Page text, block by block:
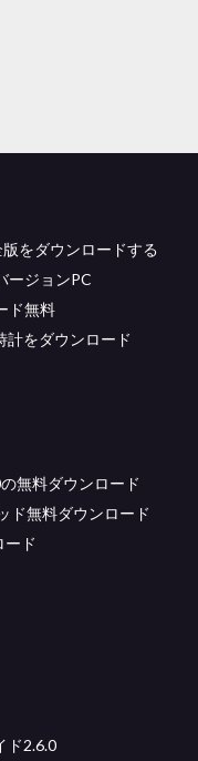
をダウンロードする
ージョンPC
ド無料
計をダウンロード
無料ダウンロード
ド無料ダウンロード
ード
ド2.6.0